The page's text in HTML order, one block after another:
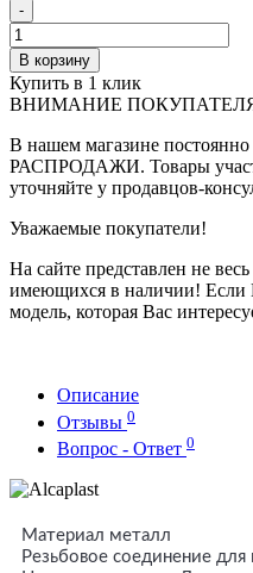
-
В корзину
Купить в 1 клик
ВНИМАНИЕ
В нашем магазине
РАСПРОДАЖИ. Товары
уточняйте у продавцов-
Уважаемые покупатели!
На сайте представлен не
имеющихся в наличии! Если
модель, которая Вас
Описание
Отзывы 0
Вопрос - Ответ 0
Материал металл
Резьбовое соединение